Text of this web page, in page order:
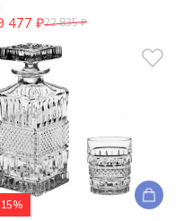
477 ₽22 835 ₽